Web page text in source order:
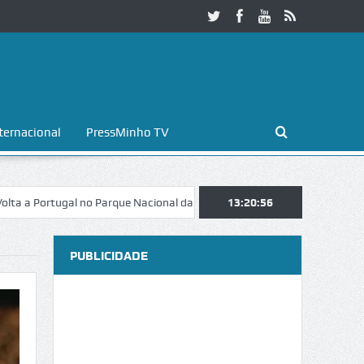
PressMinho TV
no Parque Nacional da Peneda-Gerês Esposende. Galaicofolia
13:20:57
PUBLICIDADE